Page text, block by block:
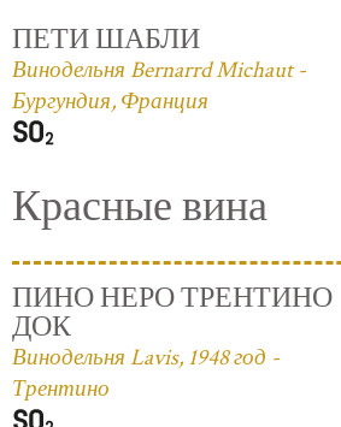
ПЕТИ ШАБЛИ
Винодельня Bernarrd Michaut -
Бургундия, Франция
Красные вина
ПИНО НЕРО ТРЕНТИНО
ДОК
Винодельня Lavis, 1948 год -
Трентино